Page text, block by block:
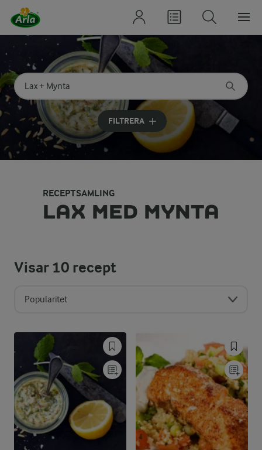
Sök på kategori eller ingrediens
Skriv in sökord för att få förslag
FILTRERA
RECEPTSAMLING
LAX MED MYNTA
Visar10 recept
Popularitet